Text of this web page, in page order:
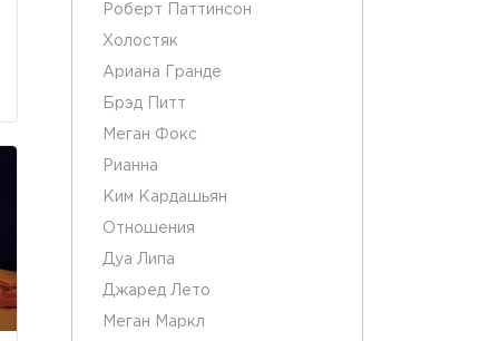
Роберт Паттинсон
Холостяк
Ариана Гранде
Брэд Питт
Меган Фокс
Рианна
Ким Кардашьян
Отношения
Дуа Липа
Джаред Лето
Меган Маркл